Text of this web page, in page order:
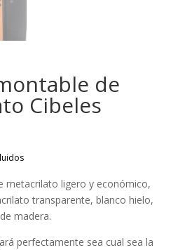
de
Cibeles
metacrilato ligero y económico,
transparente, blanco hielo,
madera.
perfectamente sea cual sea la